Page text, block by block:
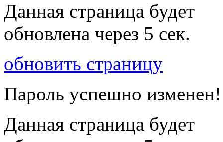
Данная страница будет
обновлена через 5 сек.
обновить страницу
Пароль успешно изменен!
Данная страница будет